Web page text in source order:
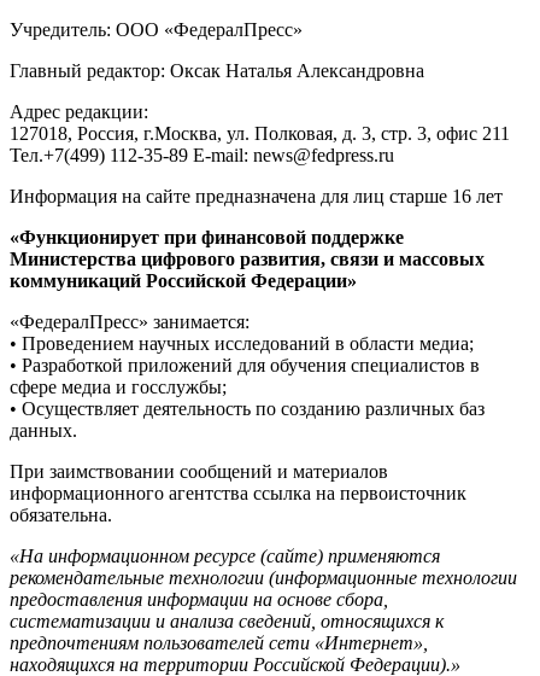
Учредитель: ООО «ФедералПресс»
Главный редактор: Оксак Наталья Александровна
Адрес редакции:
127018, Россия, г.Москва, ул. Полковая, д. 3, стр. 3, офис 211
Тел.+7(499) 112-35-89 E-mail: news@fedpress.ru
Информация на сайте предназначена для лиц старше 16 лет
«Функционирует при финансовой поддержке
Министерства цифрового развития, связи и массовых
коммуникаций Российской Федерации»
«ФедералПресс» занимается:
• Проведением научных исследований в области медиа;
• Разработкой приложений для обучения специалистов в
сфере медиа и госслужбы;
• Осуществляет деятельность по созданию различных баз
данных.
При заимствовании сообщений и материалов
информационного агентства ссылка на первоисточник
обязательна.
«На информационном ресурсе (сайте) применяются
рекомендательные технологии (информационные технологии
предоставления информации на основе сбора,
систематизации и анализа сведений, относящихся к
предпочтениям пользователей сети «Интернет»,
находящихся на территории Российской Федерации).»